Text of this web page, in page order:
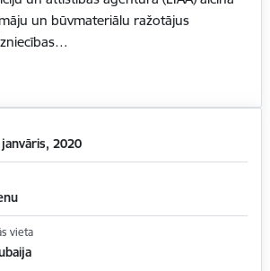
un būvmateriālu ražotājus
2020
vieta